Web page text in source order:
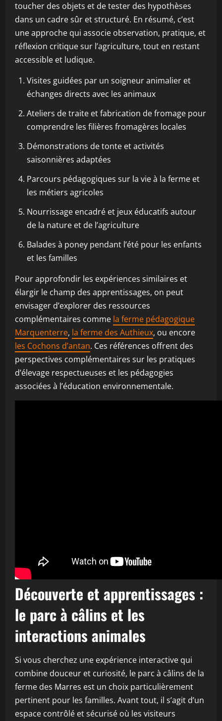
toucher des objets et de tester des hypothèses
dans un cadre sûr et structuré. En résumé, c’est
une approche qui associe observation, pratique, et
réflexion critique sur l’agriculture, tout en restant
accessible et ludique.
Visites guidées par un soigneur animalier et
échanges directs avec les animaux
Ateliers de traite et fabrication de fromage pour
comprendre les filières fromagères locales
Démonstrations de tonte et activités
saisonnières adaptées
Parcours pédagogiques sur la vie à la ferme et
les métiers agricoles
Nourrissage encadré et jeux éducatifs autour
de la nature et de l’agriculture
Balades à poney pendant l’été pour les enfants
et les familles
Pour approfondir les expériences similaires et
élargir le champ des apprentissages, on peut
envisager d’explorer des ressources
complémentaires comme la ferme pédagogique
Marquenterre, la ferme des Authieux, ou encore
les Cochons d’antan. Ces références offrent des
perspectives complémentaires sur les pratiques
d’élevage respectueuses et les pédagogies
associées à l’éducation environnementale.
Découverte et apprentissages :
le parc à câlins et les
interactions animales
Si vous cherchez une expérience interactive qui
combine douceur et curiosité, le parc à câlins de la
ferme des Marres est un choix particulièrement
pertinent pour les familles. Avant tout, il s’agit d’un
espace contrôlé et sécurisé où les visiteurs